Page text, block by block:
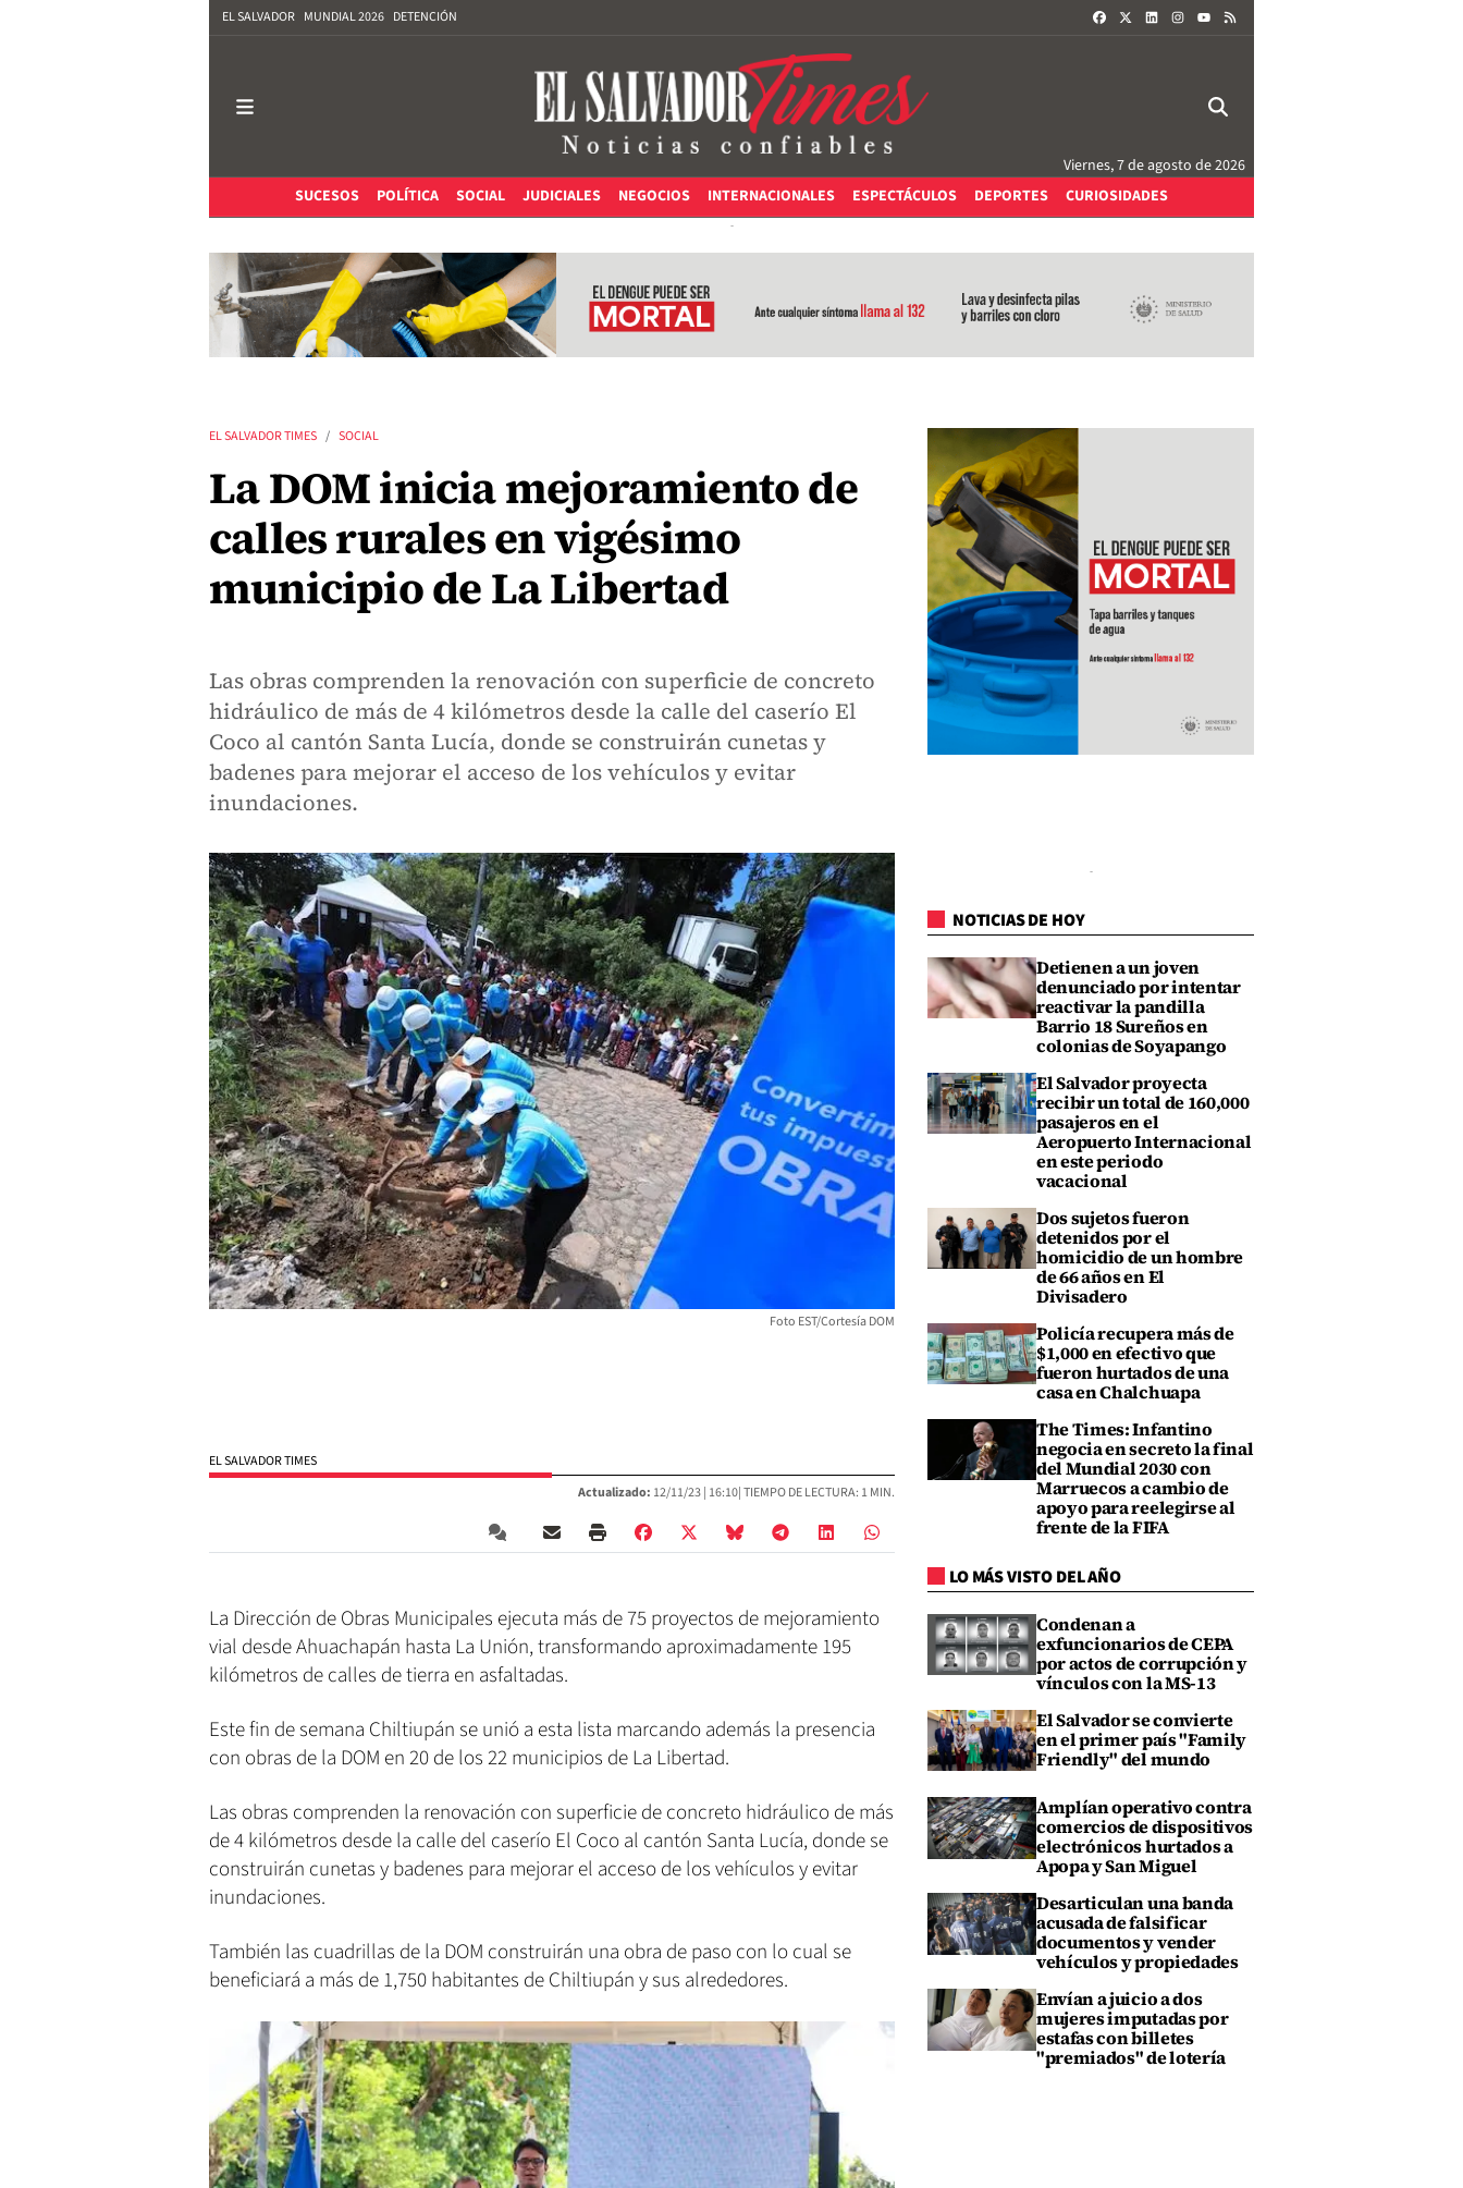
EL SALVADOR MUNDIAL 2026 DETENCIÓN FACEBOOKLINKEDININSTAGRAM
Viernes, 7 de agosto de 2026
SUCESOS
POLÍTICA SOCIAL JUDICIALES NEGOCIOS INTERNACIONALES ESPECTÁCULOS DEPORTES CURIOSIDADES
EL SALVADOR TIMES SOCIAL
La DOM inicia mejoramiento de
calles rurales en vigésimo
municipio de La Libertad
Las obras comprenden la renovación con superficie de concreto
hidráulico de más de 4 kilómetros desde la calle del caserío El
Coco al cantón Santa Lucía, donde se construirán cunetas y
badenes para mejorar el acceso de los vehículos y evitar
inundaciones.
Foto EST/Cortesía DOM
EL SALVADOR TIMES
Actualizado: 12/11/23 | 16:10| TIEMPO DE LECTURA: 1 MIN.
La Dirección de Obras Municipales ejecuta más de 75 proyectos de mejoramiento
vial desde Ahuachapán hasta La Unión, transformando aproximadamente 195
kilómetros de calles de tierra en asfaltadas.
Este fin de semana Chiltiupán se unió a esta lista marcando además la presencia
con obras de la DOM en 20 de los 22 municipios de La Libertad.
Las obras comprenden la renovación con superficie de concreto hidráulico de más
de 4 kilómetros desde la calle del caserío El Coco al cantón Santa Lucía, donde se
construirán cunetas y badenes para mejorar el acceso de los vehículos y evitar
inundaciones.
También las cuadrillas de la DOM construirán una obra de paso con lo cual se
beneficiará a más de 1,750 habitantes de Chiltiupán y sus alrededores.
NOTICIAS DE HOY
Detienen a un joven
denunciado por intentar
reactivar la pandilla
Barrio 18 Sureños en
colonias de Soyapango
El Salvador proyecta
recibir un total de 160,000
pasajeros en el
Aeropuerto Internacional
en este periodo
vacacional
Dos sujetos fueron
detenidos por el
homicidio de un hombre
de 66 años en El
Divisadero
Policía recupera más de
$1,000 en efectivo que
fueron hurtados de una
casa en Chalchuapa
The Times: Infantino
negocia en secreto la final
del Mundial 2030 con
Marruecos a cambio de
apoyo para reelegirse al
frente de la FIFA
LO MÁS VISTO DEL AÑO
Condenan a
exfuncionarios de CEPA
por actos de corrupción y
vínculos con la MS-13
El Salvador se convierte
en el primer país "Family
Friendly" del mundo
Amplían operativo contra
comercios de dispositivos
electrónicos hurtados a
Apopa y San Miguel
Desarticulan una banda
acusada de falsificar
documentos y vender
vehículos y propiedades
Envían a juicio a dos
mujeres imputadas por
estafas con billetes
"premiados" de lotería